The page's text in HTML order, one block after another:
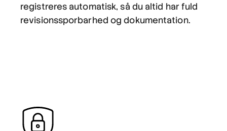
registreres automatisk, så du altid har fuld
revisionssporbarhed og dokumentation.